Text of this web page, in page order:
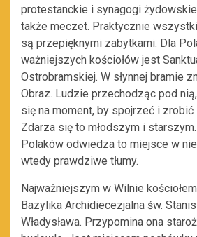
protestanckie i synagogi
także meczet. Praktycznie
są przepięknymi zabytkami. Dla
ważniejszych kościołów jest
Ostrobramskiej. W słynnej bramie
Obraz. Ludzie przechodząc pod
się na moment, by spojrzeć i zrobić
Zdarza się to młodszym i
Polaków odwiedza to miejsce w
wtedy prawdziwe tłumy.
Najważniejszym w Wilnie
Bazylika Archidiecezjalna św.
Władysława. Przypomina ona